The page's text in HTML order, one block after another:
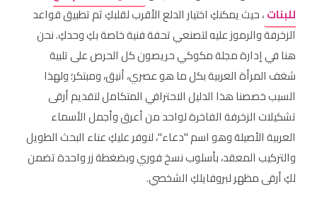
للبنات، حيث يمكنكِ اختيار الدلع الأقرب لقلبكِ ثم تطبيق قواعد
الزخرفة والرموز عليه لتصنعي تحفة فنية خاصة بكِ وحدكِ. نحن
هنا في إدارة مجلة مكوكي حريصون كل الحرص على تلبية
شغف المرأة العربية بكل ما هو عصري، أنيق، ومبتكر؛ ولهذا
السبب خصصنا هذا الدليل الاحترافي المتكامل لتقديم أرقى
تشكيلات الزخرفة الفاخرة لواحد من أعرق وأجمل الأسماء
العربية الأصيلة وهو اسم "دعاء"، لنوفر عليكِ عناء البحث الطويل
والتركيب المعقد، بأسلوب نسخ فوري وبضغطة زر واحدة تضمن
لكِ أرقى مظهر لبروفايلكِ الشخصي.